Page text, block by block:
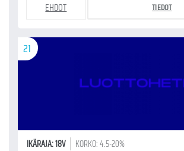
EHDOT TIEDOT
21
IKÄRAJA: 18V KORKO: 4.5-20%